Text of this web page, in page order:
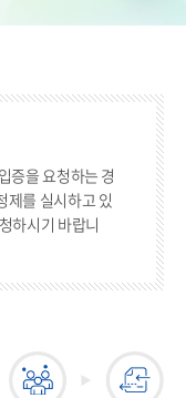
증을 요청하는 경
제를 실시하고 있
하시기 바랍니